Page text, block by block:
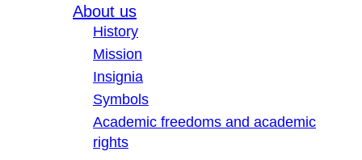
About us
History
Mission
Insignia
Symbols
Academic freedoms and academic
rights